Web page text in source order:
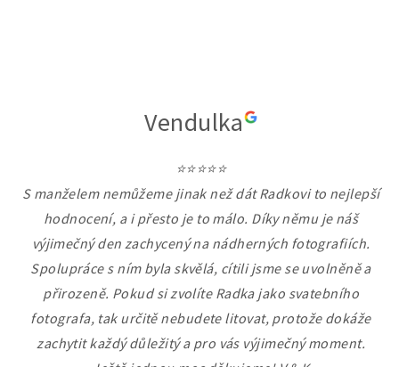
Vendulka
⭐⭐⭐⭐⭐
S manželem nemůžeme jinak než dát Radkovi to nejlepší
hodnocení, a i přesto je to málo. Díky němu je náš
výjimečný den zachycený na nádherných fotografiích.
Spolupráce s ním byla skvělá, cítili jsme se uvolněně a
přirozeně. Pokud si zvolíte Radka jako svatebního
fotografa, tak určitě nebudete litovat, protože dokáže
zachytit každý důležitý a pro vás výjimečný moment.